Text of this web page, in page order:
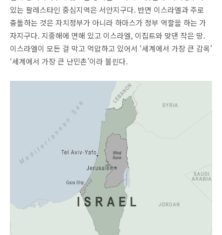
있는 팔레스타인 중심지역은 서안지구다. 반면 이스라엘과 주로
충돌하는 것은 자치정부가 아니라 하마스가 정부 역할을 하는 가
자지구다. 지중해에 면해 있고 이스라엘, 이집트와 맞댄 작은 땅.
이스라엘이 모든 걸 막고 억압하고 있어서 ‘세계에서 가장 큰 감옥’
‘세계에서 가장 큰 난민촌’이라 불린다.